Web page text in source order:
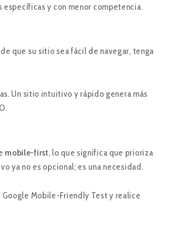
y con menor competencia.
que su sitio sea fácil de navegar, tenga
Un sitio intuitivo y rápido genera más
mobile-first, lo que significa que prioriza
ya no es opcional; es una necesidad.
Mobile-Friendly Test y realice